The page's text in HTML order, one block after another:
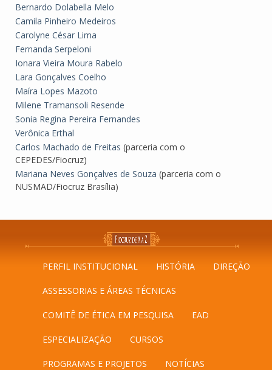
Bernardo Dolabella Melo
Camila Pinheiro Medeiros
Carolyne César Lima
Fernanda Serpeloni
Ionara Vieira Moura Rabelo
Lara Gonçalves Coelho
Maíra Lopes Mazoto
Milene Tramansoli Resende
Sonia Regina Pereira Fernandes
Verônica Erthal
Carlos Machado de Freitas (parceria com o
CEPEDES/Fiocruz)
Mariana Neves Gonçalves de Souza (parceria com o
NUSMAD/Fiocruz Brasília)
PERFIL INSTITUCIONAL HISTÓRIA DIREÇÃO
ASSESSORIAS E ÁREAS TÉCNICAS
COMITÊ DE ÉTICA EM PESQUISA EAD
ESPECIALIZAÇÃO CURSOS
PROGRAMAS E PROJETOS NOTÍCIAS